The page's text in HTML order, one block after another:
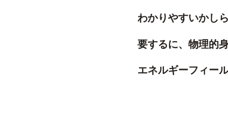
わかりやすいかし
要するに、物理的
エネルギーフィー